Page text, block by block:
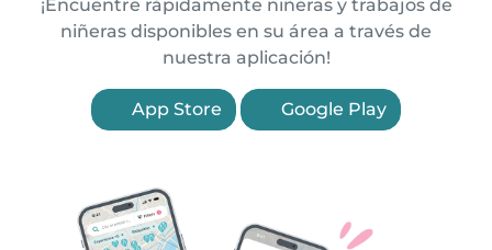
¡Encuentre rápidamente niñeras y trabajos de
niñeras disponibles en su área a través de
nuestra aplicación!
App Store Google Play